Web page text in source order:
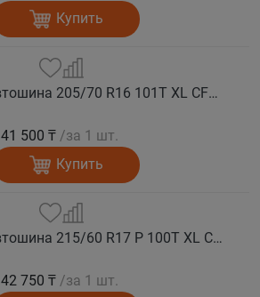
Купить
COMFORSER Автошина 205/70 R16 101T XL CF1100 RWL лето
41 500 ₸ /за 1 шт.
Купить
COMFORSER Автошина 215/60 R17 P 100T XL CF1100 OWL лето
42 750 ₸ /за 1 шт.